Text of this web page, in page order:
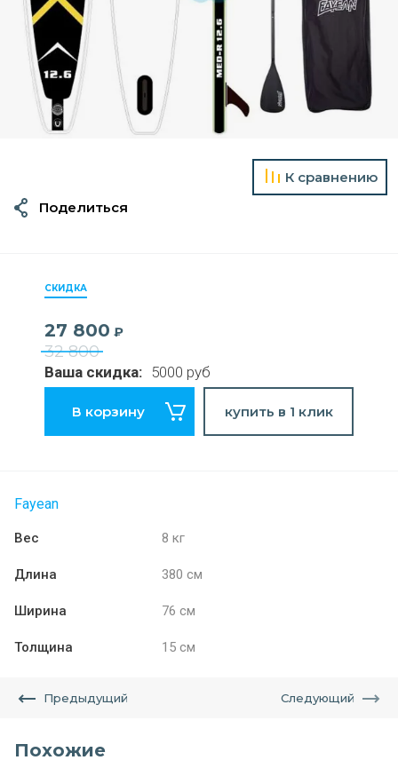
СКИДКА
27 800 ₽
32 800
Ваша скидка: 5000 руб
В корзину купить в 1 клик
Fayean
Вес 8 кг
Длина 380 см
Ширина 76 см
Толщина 15 см
К сравнению
Поделиться
Предыдущий Следующий
Похожие